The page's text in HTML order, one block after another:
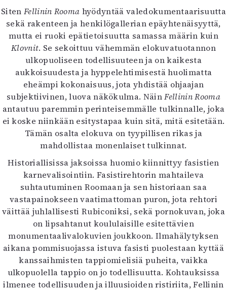
Siten Fellinin Rooma hyödyntää valedokumentaarisuutta
sekä rakenteen ja henkilögallerian epäyhtenäisyyttä,
mutta ei ruoki epätietoisuutta samassa määrin kuin
Klovnit. Se sekoittuu vähemmän elokuvatuotannon
ulkopuoliseen todellisuuteen ja on kaikesta
aukkoisuudesta ja hyppelehtimisestä huolimatta
eheämpi kokonaisuus, jota yhdistää ohjaajan
subjektiivinen, luova näkökulma. NäinFellinin Rooma
antautuu paremmin perinteisemmälle tulkinnalle, joka
ei koske niinkään esitystapaa kuin sitä, mitä esitetään.
Tämän osalta elokuva on tyypillisen rikas ja
mahdollistaa monenlaiset tulkinnat.
Historiallisissa jaksoissa huomio kiinnittyy fasistien
karnevalisointiin. Fasistirehtorin mahtaileva
suhtautuminen Roomaan ja sen historiaan saa
vastapainokseen vaatimattoman puron, jota rehtori
väittää juhlallisesti Rubiconiksi, sekä pornokuvan, joka
on lipsahtanut koululaisille esitettävien
monumentaalivalokuvien joukkoon. Ilmahälytyksen
aikana pommisuojassa istuva fasisti puolestaan kyttää
kanssaihmisten tappiomielisiä puheita, vaikka
ulkopuolella tappio on jo todellisuutta. Kohtauksissa
ilmenee todellisuuden ja illuusioiden ristiriita, Fellinin